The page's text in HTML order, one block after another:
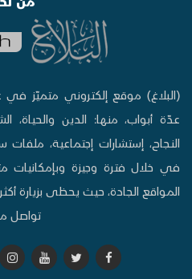
(البلاغ) موقع إلكتروني متميّز في
عدّة أبواب، منها: الدين والحياة،
النجاح، إستشارات إجتماعية، ملفات
في خلال فترة وجيزة وبإمكانيات
المواقع الجادة، حيث يحظى بزيارة
تواصل